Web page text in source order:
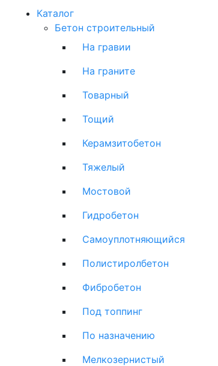
Каталог
Бетон строительный
На гравии
На граните
Товарный
Тощий
Керамзитобетон
Тяжелый
Мостовой
Гидробетон
Самоуплотняющийся
Полистиролбетон
Фибробетон
Под топпинг
По назначению
Мелкозернистый